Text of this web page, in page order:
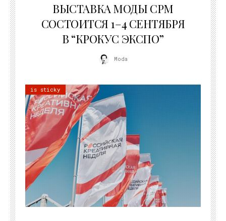
ВЫСТАВКА МОДЫ CPM
СОСТОИТСЯ 1–4 СЕНТЯБРЯ
В “КРОКУС ЭКСПО”
Moda
is sticky